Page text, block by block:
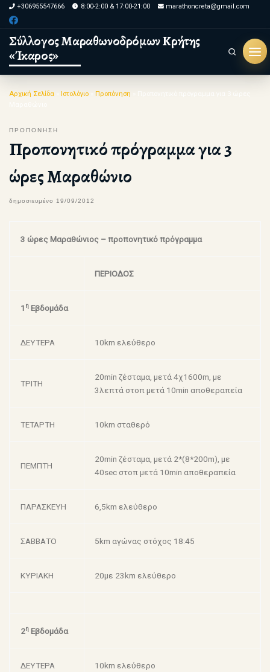
Skip to content
+306955547666 8:00-2:00 & 17:00-21:00 marathoncreta@gmail.com
Σύλλογος Μαραθωνοδρόμων Κρήτης
«Ίκαρος»
Search
Αρχική Σελίδα Ιστολόγιο Προπόνηση
ΠΡΟΠΟΝΗΣΗ
Προπονητικό πρόγραμμα για 3
ώρες Μαραθώνιο
δημοσιευμένο 19/09/2012
3 ώρες Μαραθώνιος – προπονητικό πρόγραμμα
ΠΕΡΙΟΔΟΣ
1 η Εβδομάδα
ΔΕΥΤΕΡΑ 10km ελεύθερο
ΤΡΙΤΗ
20min ζέσταμα, μετά 4χ1600m, με
3λεπτά στοπ μετά 10min αποθεραπεία
ΤΕΤΑΡΤΗ 10km σταθερό
ΠΕΜΠΤΗ
20min ζέσταμα, μετά 2*(8*200m), με
40sec στοπ μετά 10min αποθεραπεία
ΠΑΡΑΣΚΕΥΗ 6,5km ελεύθερο
ΣΑΒΒΑΤΟ 5km αγώνας στόχος 18:45
ΚΥΡΙΑΚΗ 20με 23km ελεύθερο
2η Εβδομάδα
ΔΕΥΤΕΡΑ 10km ελεύθερο